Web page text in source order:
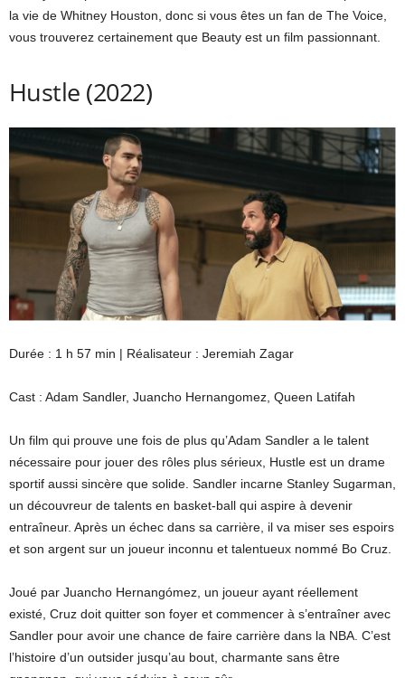
la vie de Whitney Houston, donc si vous êtes un fan de The Voice,
vous trouverez certainement que Beauty est un film passionnant.
Hustle (2022)
Durée : 1 h 57 min | Réalisateur : Jeremiah Zagar
Cast : Adam Sandler, Juancho Hernangomez, Queen Latifah
Un film qui prouve une fois de plus qu’Adam Sandler a le talent
nécessaire pour jouer des rôles plus sérieux, Hustle est un drame
sportif aussi sincère que solide. Sandler incarne Stanley Sugarman,
un découvreur de talents en basket-ball qui aspire à devenir
entraîneur. Après un échec dans sa carrière, il va miser ses espoirs
et son argent sur un joueur inconnu et talentueux nommé Bo Cruz.
Joué par Juancho Hernangómez, un joueur ayant réellement
existé, Cruz doit quitter son foyer et commencer à s’entraîner avec
Sandler pour avoir une chance de faire carrière dans la NBA. C’est
l’histoire d’un outsider jusqu’au bout, charmante sans être